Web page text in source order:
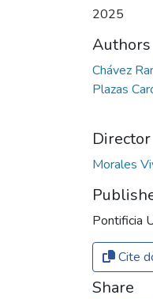
2025
Authors
Chávez
Plazas
Director
Morales
Pontificia
Cite
Share